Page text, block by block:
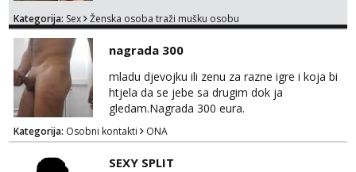
Voljela bi naci nekoga pa da se nemoram
ispod i nadji me tamo, cekam te!
Kategorija: Sex Ženska osoba traži mušku osobu
nagrada 300
mladu djevojku ili zenu za razne igre i koja bi
htjela da se jebe sa drugim dok ja
gledam.Nagrada 300 eura.
Kategorija: Osobni kontakti ONA
SEXY SPLIT